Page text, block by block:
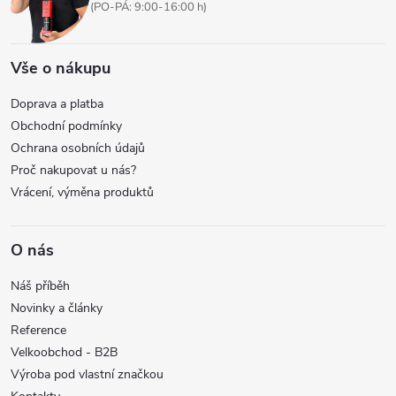
(PO-PÁ: 9:00-16:00 h)
Vše o nákupu
Doprava a platba
Obchodní podmínky
Ochrana osobních údajů
Proč nakupovat u nás?
Vrácení, výměna produktů
O nás
Náš příběh
Novinky a články
Reference
Velkoobchod - B2B
Výroba pod vlastní značkou